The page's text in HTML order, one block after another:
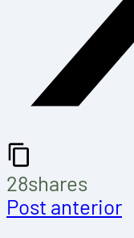
28shares
Post anterior